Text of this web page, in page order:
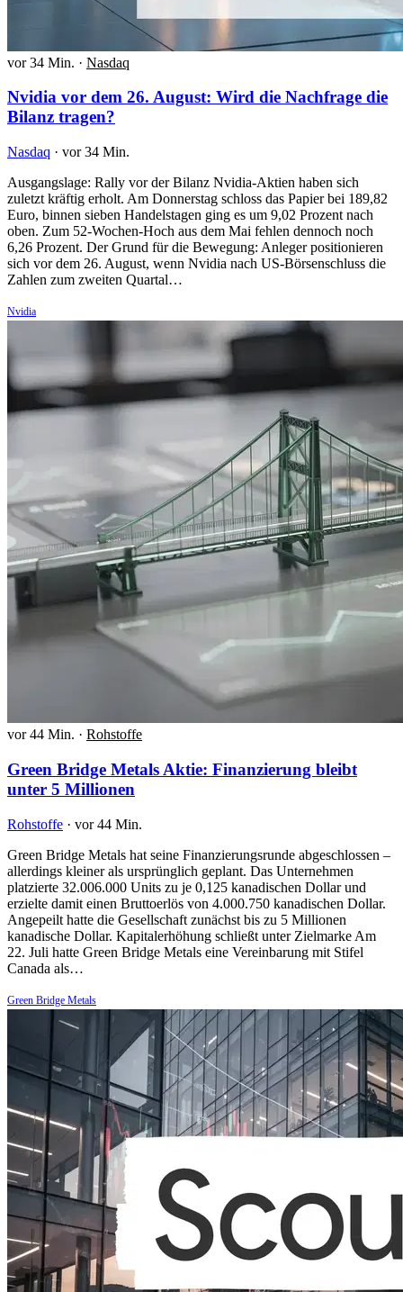
vor 34 Min. · Nasdaq
Nvidia vor dem 26. August: Wird die Nachfrage die
Bilanz tragen?
Nasdaq · vor 34 Min.
Ausgangslage: Rally vor der Bilanz Nvidia-Aktien haben sich
zuletzt kräftig erholt. Am Donnerstag schloss das Papier bei 189,82
Euro, binnen sieben Handelstagen ging es um 9,02 Prozent nach
oben. Zum 52-Wochen-Hoch aus dem Mai fehlen dennoch noch
6,26 Prozent. Der Grund für die Bewegung: Anleger positionieren
sich vor dem 26. August, wenn Nvidia nach US-Börsenschluss die
Zahlen zum zweiten Quartal…
Nvidia
vor 44 Min. · Rohstoffe
Green Bridge Metals Aktie: Finanzierung bleibt
unter 5 Millionen
Rohstoffe · vor 44 Min.
Green Bridge Metals hat seine Finanzierungsrunde abgeschlossen –
allerdings kleiner als ursprünglich geplant. Das Unternehmen
platzierte 32.006.000 Units zu je 0,125 kanadischen Dollar und
erzielte damit einen Bruttoerlös von 4.000.750 kanadischen Dollar.
Angepeilt hatte die Gesellschaft zunächst bis zu 5 Millionen
kanadische Dollar. Kapitalerhöhung schließt unter Zielmarke Am
22. Juli hatte Green Bridge Metals eine Vereinbarung mit Stifel
Canada als…
Green Bridge Metals